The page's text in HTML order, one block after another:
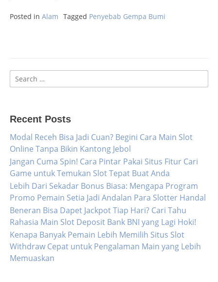
Posted in Alam Tagged Penyebab Gempa Bumi
Search
for:
Recent Posts
Modal Receh Bisa Jadi Cuan? Begini Cara Main Slot
Online Tanpa Bikin Kantong Jebol
Jangan Cuma Spin! Cara Pintar Pakai Situs Fitur Cari
Game untuk Temukan Slot Tepat Buat Anda
Lebih Dari Sekadar Bonus Biasa: Mengapa Program
Promo Pemain Setia Jadi Andalan Para Slotter Handal
Beneran Bisa Dapet Jackpot Tiap Hari? Cari Tahu
Rahasia Main Slot Deposit Bank BNI yang Lagi Hoki!
Kenapa Banyak Pemain Lebih Memilih Situs Slot
Withdraw Cepat untuk Pengalaman Main yang Lebih
Memuaskan